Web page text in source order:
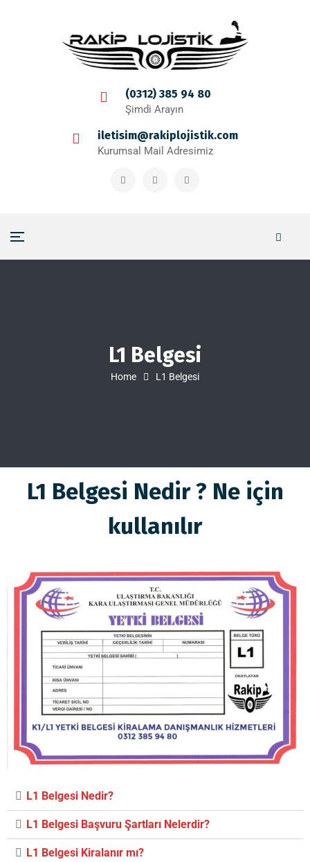
(0312) 385 94 80
Şimdi Arayın
iletisim@rakiplojistik.com
Kurumsal Mail Adresimiz
L1 Belgesi
Home L1 Belgesi
L1 Belgesi Nedir ? Ne için
kullanılır
L1 Belgesi Nedir?
L1 Belgesi Başvuru Şartları Nelerdir?
L1 Belgesi Kiralanır mı?